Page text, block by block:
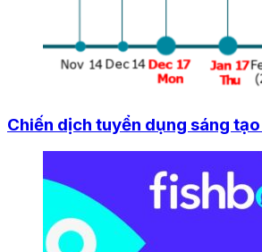
Chiến dịch tuyển dụng sáng